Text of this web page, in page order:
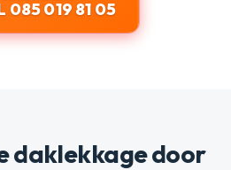
085 019 81 05
daklekkage door